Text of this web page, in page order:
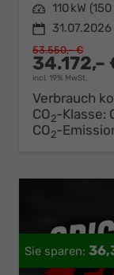
Leistung 110 kW (150
31.07.2026
34.172,–
incl. 19% MwSt.
53.550,– €
Verbrauch
CO2-Klasse:
CO2-